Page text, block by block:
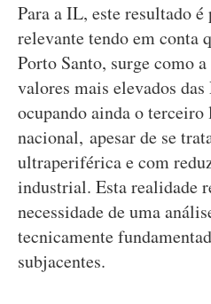
Para a IL, este resultado
relevante tendo em conta
Porto Santo, surge como
valores mais elevados
ocupando ainda o
nacional, apesar de se
ultraperiférica e com
industrial. Esta realidade
necessidade de uma
tecnicamente
subjacentes.